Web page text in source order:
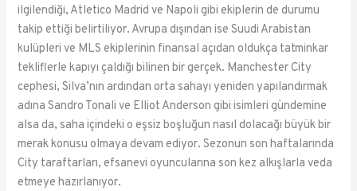
ilgilendiği, Atletico Madrid ve Napoli gibi ekiplerin de durumu
takip ettiği belirtiliyor. Avrupa dışından ise Suudi Arabistan
kulüpleri ve MLS ekiplerinin finansal açıdan oldukça tatminkar
tekliflerle kapıyı çaldığı bilinen bir gerçek. Manchester City
cephesi, Silva’nın ardından orta sahayı yeniden yapılandırmak
adına Sandro Tonali ve Elliot Anderson gibi isimleri gündemine
alsa da, saha içindeki o eşsiz boşluğun nasıl dolacağı büyük bir
merak konusu olmaya devam ediyor. Sezonun son haftalarında
City taraftarları, efsanevi oyuncularına son kez alkışlarla veda
etmeye hazırlanıyor.